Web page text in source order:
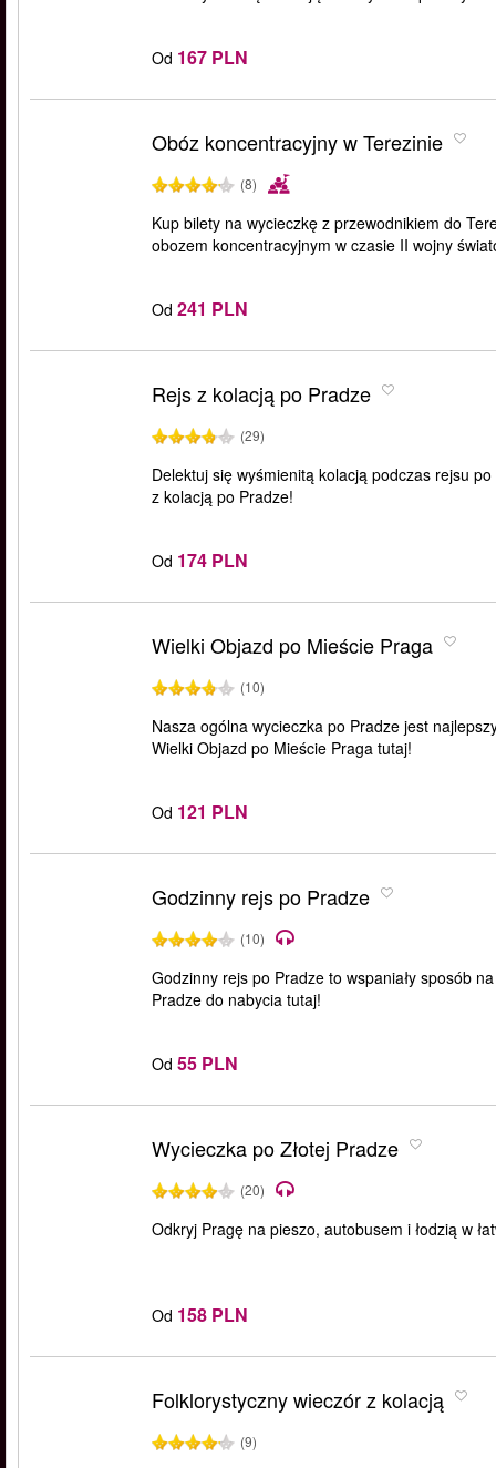
Od 167 PLN
Obóz koncentracyjny w Terezinie
(8)
Kup bilety na wycieczkę z przewodnikiem do
obozem koncentracyjnym w czasie II wojny
Od 241 PLN
Rejs z kolacją po Pradze
(29)
Delektuj się wyśmienitą kolacją podczas rejsu
z kolacją po Pradze!
Od 174 PLN
Wielki Objazd po Mieście Praga
(10)
Nasza ogólna wycieczka po Pradze jest
Wielki Objazd po Mieście Praga tutaj!
Od 121 PLN
Godzinny rejs po Pradze
(10)
Godzinny rejs po Pradze to wspaniały sposób
Pradze do nabycia tutaj!
Od 55 PLN
Wycieczka po Złotej Pradze
(20)
Odkryj Pragę na pieszo, autobusem i łodzią w
Od 158 PLN
Folklorystyczny wieczór z kolacją
(9)